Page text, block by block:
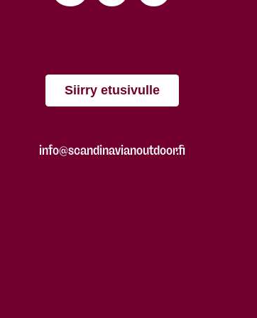
Siirry etusivulle
info@scandinavianoutdoor.fi